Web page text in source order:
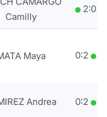
Camilly
2:0
Maya 0:2
Andrea 0:2